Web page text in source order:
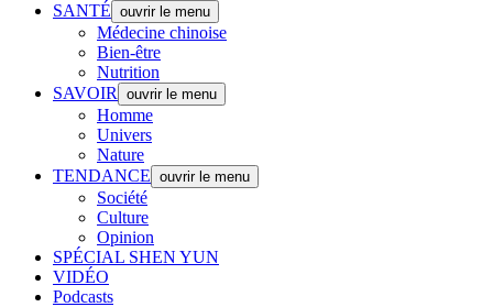
SANTÉ ouvrir le menu
Médecine chinoise
Bien-être
Nutrition
SAVOIR
ouvrir le menu
Homme
Univers
Nature
TENDANCE ouvrir le menu
Société
Culture
Opinion
SPÉCIAL SHEN YUN
VIDÉO
Podcasts